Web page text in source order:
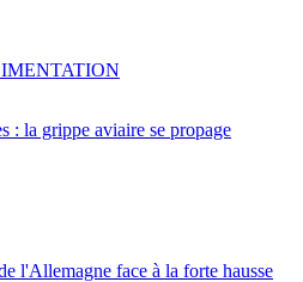
: la grippe aviaire se propage
l'Allemagne face à la forte hausse